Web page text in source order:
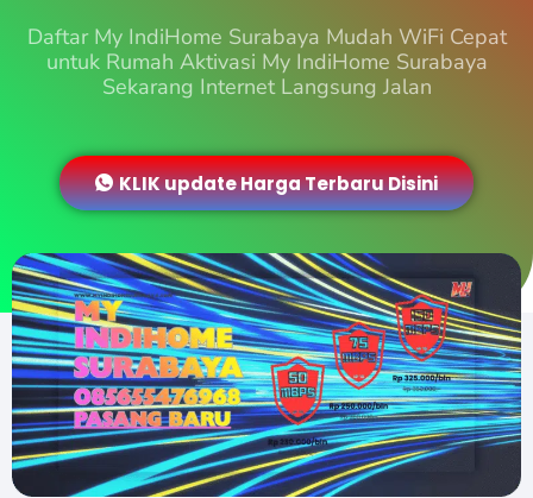
Daftar My IndiHome Surabaya Mudah WiFi Cepat
untuk Rumah Aktivasi My IndiHome Surabaya
Sekarang Internet Langsung Jalan
KLIK update Harga Terbaru Disini